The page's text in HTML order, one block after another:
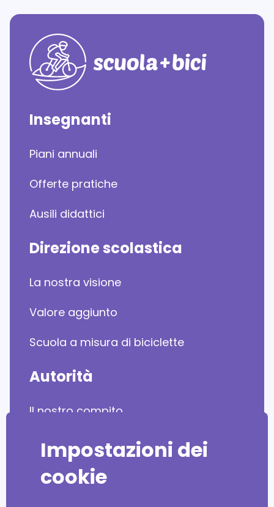
Insegnanti
Piani annuali
Offerte pratiche
Ausili didattici
Direzione scolastica
La nostra visione
Valore aggiunto
Scuola a misura di biciclette
Autorità
Il nostro compito
Piano di mobilità
SvizzeraEnergia
Impostazioni dei
cookie